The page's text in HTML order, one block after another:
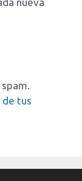
de tus